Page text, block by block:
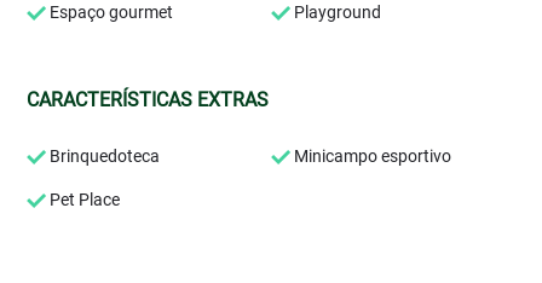
Espaço gourmet Playground
CARACTERÍSTICAS EXTRAS
Brinquedoteca Minicampo esportivo
Pet Place